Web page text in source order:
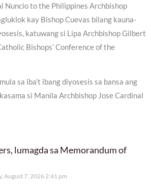
Nuncio to the Philippines Archbishop
kay Bishop Cuevas bilang kauna-
katuwang si Lipa Archbishop Gilbert
Bishops’ Conference of the
sa iba’t ibang diyosesis sa bansa ang
si Manila Archbishop Jose Cardinal
lumagda sa Memorandum of
August 7, 2026 2:41 pm